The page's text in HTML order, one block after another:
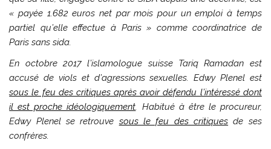
« payée 1.682 euros net par mois pour un emploi à temps
partiel qu’elle effectue à Paris» comme coordinatrice de
Paris sans sida.
En octobre 2017 l’islamologue suisse Tariq Ramadan est
accusé de viols et d’agressions sexuelles. Edwy Plenel est
sous le feu des critiques après avoir défendu l’intéressé dont
il est proche idéologiquement. Habitué à être le procureur,
Edwy Plenel se retrouve sous le feu des critiques de ses
confrères.